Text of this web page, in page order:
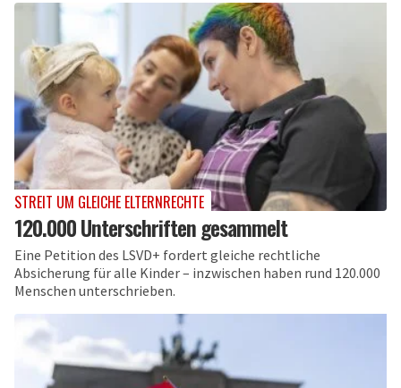
STREIT UM GLEICHE ELTERNRECHTE
120.000 Unterschriften gesammelt
Eine Petition des LSVD+ fordert gleiche rechtliche
Absicherung für alle Kinder – inzwischen haben rund 120.000
Menschen unterschrieben.